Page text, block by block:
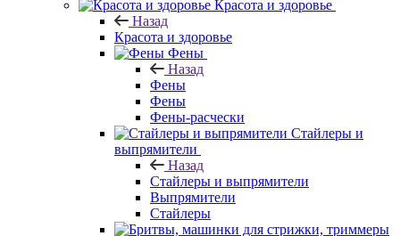
Красота и здоровье
Назад
Красота и здоровье
Фены
Назад
Фены
Фены
Фены-расчески
Стайлеры и
выпрямители
Назад
Стайлеры и выпрямители
Выпрямители
Стайлеры